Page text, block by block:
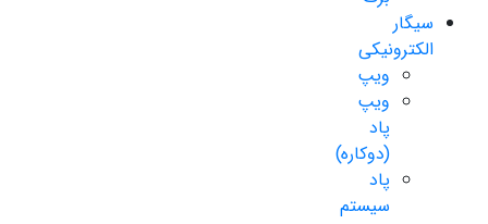
سیگار
الکترونیکی
ویپ
ویپ
پاد
(دوکاره)
پاد
سیستم